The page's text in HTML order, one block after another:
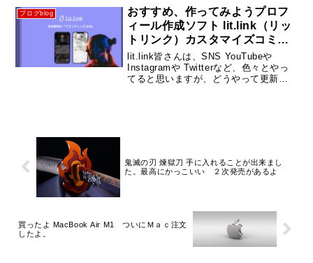
でした。
ブログblog
おすすめ、作ってみようプロフ
ィール作成ソフト lit.link（リッ
トリンク）カスタマイズコミュ
ニティAPP 「WeClip」
lit.link皆さんは、SNS YouTubeや
Instagramや Twitterなど、色々とやっ
てると思いますが、どうやって更新し
鬼滅の刃 煉獄刀 手に入れることが出来まし
た。最高にかっこいい ２次発売があるよ
買ったよ MacBook Air M1 ついにＭａｃ注文
したよ。